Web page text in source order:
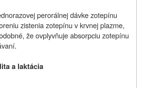
perorálnej dávke zotepínu
zistenia zotepínu v krvnej plazme,
že ovplyvňuje absorpciu zotepínu
a laktácia